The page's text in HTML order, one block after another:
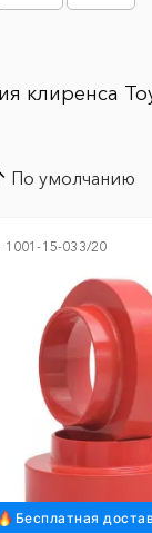
клиренса
По умолчанию
1001-15-033/20
Бесплатная